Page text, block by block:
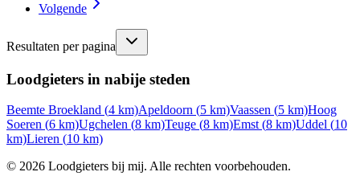
Volgende
Resultaten per pagina
Loodgieters in nabije steden
Beemte Broekland (4 km)Apeldoorn (5 km)Vaassen (5 km)Hoog
Soeren (6 km)Ugchelen (8 km)Teuge (8 km)Emst (8 km)Uddel (10
km)Lieren (10 km)
© 2026 Loodgieters bij mij. Alle rechten voorbehouden.